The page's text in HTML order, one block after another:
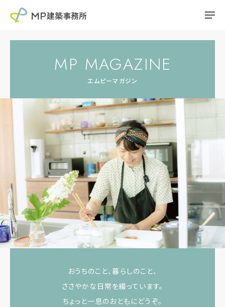
MP MAGAZINE
エムピーマガジン
おうちのこと、暮らしのこと、
ささやかな日常を綴っています。
ちょっと一息のおともにどうぞ。